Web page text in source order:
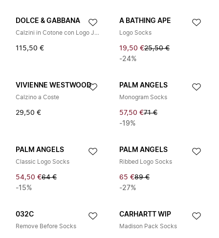
DOLCE & GABBANA
Calzini in Cotone con Logo Jacquard DG
115,50 €
A BATHING APE
Logo Socks
19,50 €25,50 €
-24%
VIVIENNE WESTWOOD
Calzino a Coste
29,50 €
PALM ANGELS
Monogram Socks
57,50 €71 €
-19%
PALM ANGELS
Classic Logo Socks
54,50 €64 €
-15%
PALM ANGELS
Ribbed Logo Socks
65 €89 €
-27%
032C
Remove Before Socks
CARHARTT WIP
Madison Pack Socks